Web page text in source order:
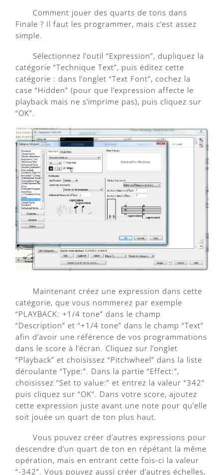
Comment jouer des quarts de tons dans
Finale ? Il faut les programmer, mais c’est assez
simple.
Sélectionnez l’outil “Expression”, dupliquez la
catégorie “Technique Text”, puis éditez cette
catégorie : dans l’onglet “Text Font”, cochez la
case “Hidden” (pour que l’expression affecte le
playback mais ne s’imprime pas), puis cliquez sur
“OK”.
Maintenant créez une expression dans cette
catégorie, que vous nommerez par exemple
“PLAYBACK: +1/4 tone” dans le champ
“Description” et “+1/4 tone” dans le champ “Text”
afin d’avoir une référence de vos programmations
dans le score à l’écran. Cliquez sur l’onglet
“Playback” et choisissez “Pitchwheel” dans la liste
déroulante “Type:”. Dans la partie “Effect:”,
choisissez “Set to value:” et entrez la valeur “342”
puis cliquez sur “OK”. Dans votre score, ajoutez
cette expression juste avant une note pour qu’elle
soit jouée un quart de ton plus haut.
Vous pouvez créer d’autres expressions pour
descendre d’un quart de ton en répétant la même
opération, mais en entrant cette fois-ci la valeur
“-342”. Vous pouvez aussi créer d’autres échelles,